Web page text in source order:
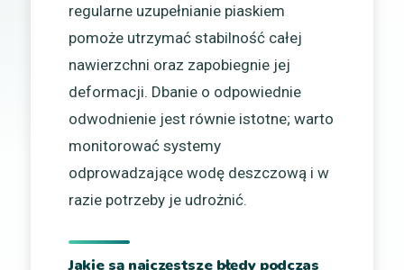
regularne uzupełnianie piaskiem
pomoże utrzymać stabilność całej
nawierzchni oraz zapobiegnie jej
deformacji. Dbanie o odpowiednie
odwodnienie jest równie istotne; warto
monitorować systemy
odprowadzające wodę deszczową i w
razie potrzeby je udrożnić.
Jakie są najczęstsze błędy podczas